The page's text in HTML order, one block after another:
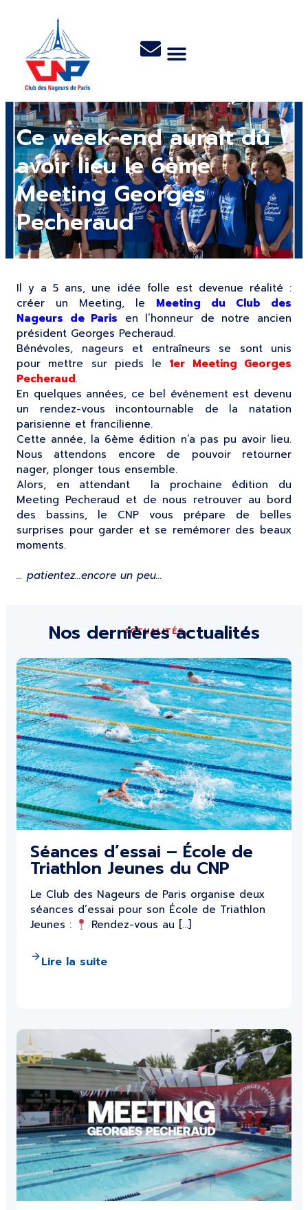
Ce week-end aurait dû
avoir lieu le 6ème
Meeting Georges
Pecheraud
Il y a 5 ans, une idée folle est devenue réalité :
créer un Meeting, le Meeting du Club des
Nageurs de Paris en l’honneur de notre ancien
président Georges Pecheraud.
Bénévoles, nageurs et entraîneurs se sont unis
pour mettre sur pieds le 1er Meeting Georges
Pecheraud.
En quelques années, ce bel événement est devenu
un rendez-vous incontournable de la natation
parisienne et francilienne.
Cette année, la 6ème édition n’a pas pu avoir lieu.
Nous attendons encore de pouvoir retourner
nager, plonger tous ensemble.
Alors, en attendant la prochaine édition du
Meeting Pecheraud et de nous retrouver au bord
des bassins, le CNP vous prépare de belles
surprises pour garder et se remémorer des beaux
moments.
… patientez…encore un peu…
ACTUALITÉS
Nos dernières actualités
Séances d’essai – École de
Triathlon Jeunes du CNP
Le Club des Nageurs de Paris organise deux
séances d’essai pour son École de Triathlon
Jeunes :
Rendez-vous au […]
Lire la suite